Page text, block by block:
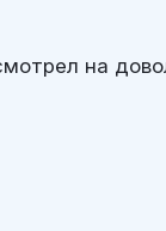
на